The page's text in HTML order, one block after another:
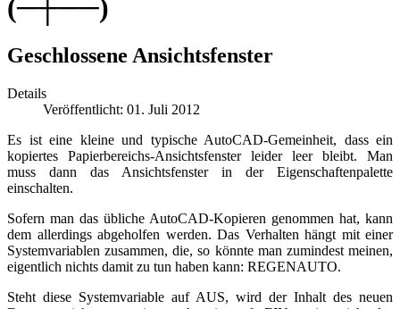
(─┼──)
Geschlossene Ansichtsfenster
Details
Veröffentlicht: 01. Juli 2012
Es ist eine kleine und typische AutoCAD-Gemeinheit, dass ein
kopiertes Papierbereichs-Ansichtsfenster leider leer bleibt. Man
muss dann das Ansichtsfenster in der Eigenschaftenpalette
einschalten.
Sofern man das übliche AutoCAD-Kopieren genommen hat, kann
dem allerdings abgeholfen werden. Das Verhalten hängt mit einer
Systemvariablen zusammen, die, so könnte man zumindest meinen,
eigentlich nichts damit zu tun haben kann: REGENAUTO.
Steht diese Systemvariable auf AUS, wird der Inhalt des neuen